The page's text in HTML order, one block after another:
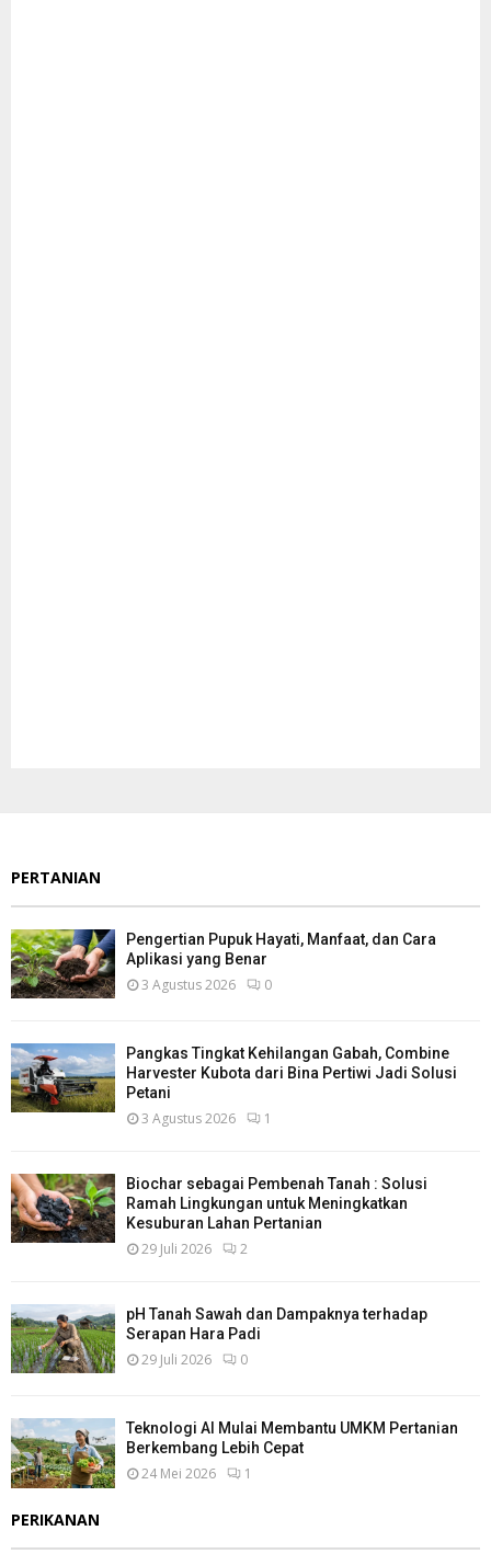
PERTANIAN
Pengertian Pupuk Hayati, Manfaat, dan Cara
Aplikasi yang Benar
3 Agustus 2026 0
Pangkas Tingkat Kehilangan Gabah, Combine
Harvester Kubota dari Bina Pertiwi Jadi Solusi
Petani
3 Agustus 2026 1
Biochar sebagai Pembenah Tanah : Solusi
Ramah Lingkungan untuk Meningkatkan
Kesuburan Lahan Pertanian
29 Juli 2026 2
pH Tanah Sawah dan Dampaknya terhadap
Serapan Hara Padi
29 Juli 2026 0
Teknologi AI Mulai Membantu UMKM Pertanian
Berkembang Lebih Cepat
24 Mei 2026 1
PERIKANAN